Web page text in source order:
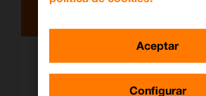
Qué comer en invierno y
consejos para reforzar tu
inmune ante el fríoConfigurar
Aceptar